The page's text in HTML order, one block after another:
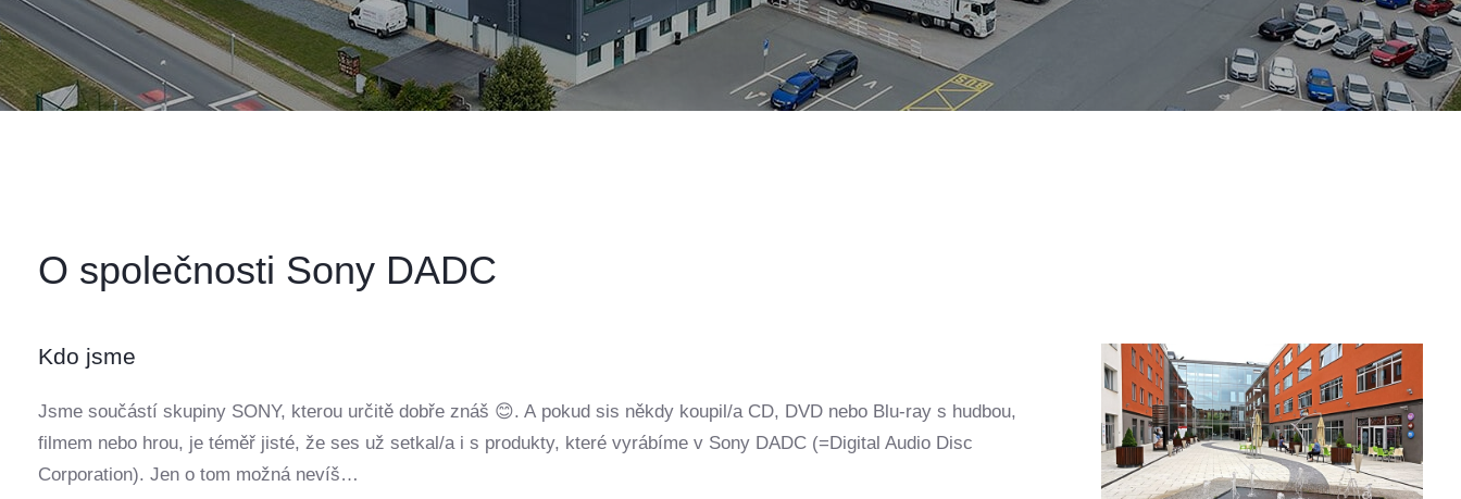
O společnosti Sony DADC
Kdo jsme
Jsme součástí skupiny SONY, kterou určitě dobře znáš 😊. A pokud sis někdy koupil/a CD, DVD nebo Blu-ray s hudbou,
filmem nebo hrou, je téměř jisté, že ses už setkal/a i s produkty, které vyrábíme v Sony DADC (=Digital Audio Disc
Corporation). Jen o tom možná nevíš…